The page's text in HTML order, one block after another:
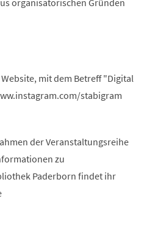
mit dem Betreff "Digital
stabigram
der Veranstaltungsreihe
zu
Paderborn findet ihr